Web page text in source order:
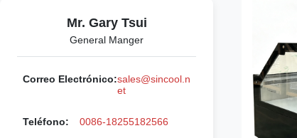
Mr. Gary Tsui
General Manger
Correo Electrónico:sales@sincool.n
et
Teléfono: 0086-18255182566